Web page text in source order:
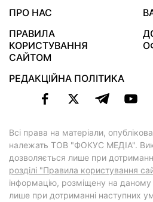
ПРО НАС
ПРАВИЛА
КОРИСТУВАННЯ
САЙТОМ
РЕДАКЦІЙНА ПОЛІТИКА
Всі права на матеріали,
належать ТОВ "ФОКУС МЕДІА".
дозволяється лише при
розділі "Правила користування
інформацію, розміщену на даному
лише при дотриманні наступних